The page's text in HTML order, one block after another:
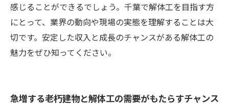
感じることができるでしょう。千葉で解体工を目指す方
にとって、業界の動向や現場の実態を理解することは大
切です。安定した収入と成長のチャンスがある解体工の
魅力をぜひ知ってください。
急増する老朽建物と解体工の需要がもたらすチャンス